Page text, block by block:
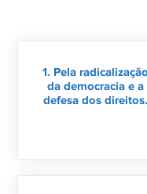
1. Pela radicalização
da democracia e a
defesa dos direitos.